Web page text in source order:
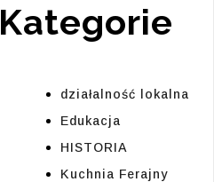
Kategorie
działalność lokalna
Edukacja
HISTORIA
Kuchnia Ferajny